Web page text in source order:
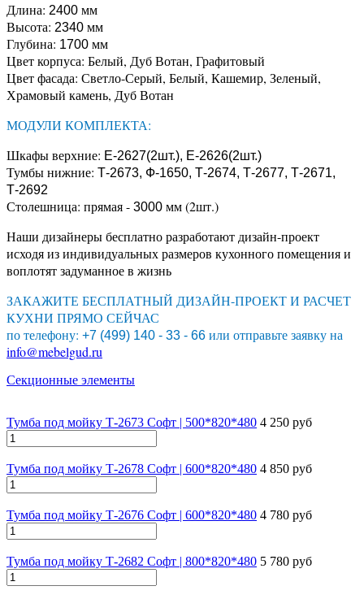
Длина: 2400 мм
Высота: 2340 мм
Глубина: 1700 мм
Цвет корпуса: Белый, Дуб Вотан, Графитовый
Цвет фасада: Светло-Серый, Белый, Кашемир, Зеленый,
Храмовый камень, Дуб Вотан
МОДУЛИ КОМПЛЕКТА:
Шкафы верхние: Е-2627(2шт.), Е-2626(2шт.)
Тумбы нижние: Т-2673, Ф-1650, Т-2674, Т-2677, Т-2671,
Т-2692
Столешница: прямая - 3000 мм (2шт.)
Наши дизайнеры бесплатно разработают дизайн-проект
исходя из индивидуальных размеров кухонного помещения и
воплотят задуманное в жизнь
ЗАКАЖИТЕ БЕСПЛАТНЫЙ ДИЗАЙН-ПРОЕКТ И РАСЧЕТ
КУХНИ ПРЯМО СЕЙЧАС
по телефону: +7 (499) 140 - 33 - 66 или отправьте заявку на
info@mebelgud.ru
Секционные элементы
Тумба под мойку Т-2673 Софт | 500*820*480 4 250 руб
Тумба под мойку Т-2678 Софт | 600*820*480 4 850 руб
Тумба под мойку Т-2676 Софт | 600*820*480 4 780 руб
Тумба под мойку Т-2682 Софт | 800*820*480 5 780 руб